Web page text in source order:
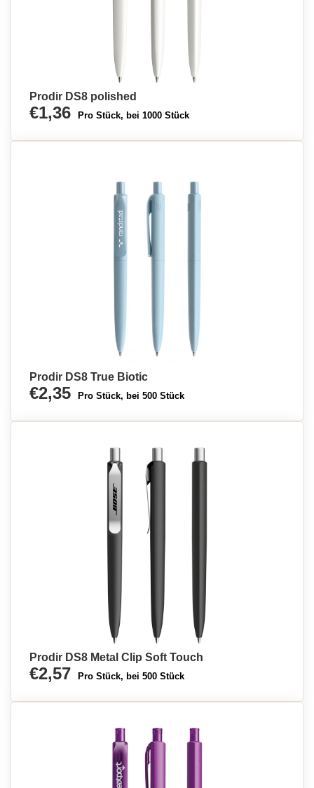
Prodir DS8 polished
€1,36 Pro Stück, bei 1000 Stück
Prodir DS8 True Biotic
€2,35 Pro Stück, bei 500 Stück
Prodir DS8 Metal Clip Soft Touch
€2,57 Pro Stück, bei 500 Stück